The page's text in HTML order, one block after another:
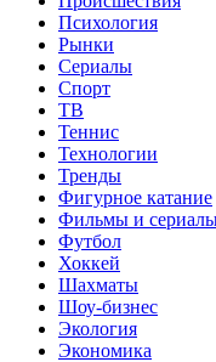
Психология
Рынки
Сериалы
Спорт
ТВ
Теннис
Технологии
Тренды
Фигурное катание
Фильмы и
Футбол
Хоккей
Шахматы
Шоу-бизнес
Экология
Экономика